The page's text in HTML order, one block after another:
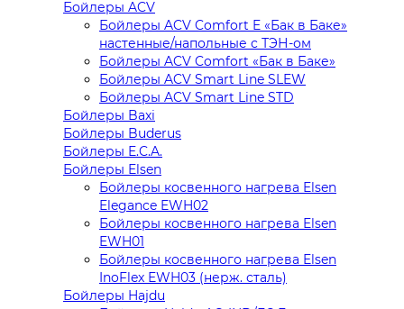
Бойлеры ACV
Бойлеры ACV Comfort E «Бак в Баке»
настенные/напольные c ТЭН-ом
Бойлеры ACV Comfort «Бак в Баке»
Бойлеры ACV Smart Line SLEW
Бойлеры ACV Smart Line STD
Бойлеры Baxi
Бойлеры Buderus
Бойлеры E.C.A.
Бойлеры Elsen
Бойлеры косвенного нагрева Elsen
Elegance EWH02
Бойлеры косвенного нагрева Elsen
EWH01
Бойлеры косвенного нагрева Elsen
InoFlex EWH03 (нерж. сталь)
Бойлеры Hajdu